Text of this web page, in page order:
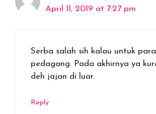
April 11, 2019 at 7:27 pm
Serba salah sih kalau untuk para
pedagang. Pada akhirnya ya
deh jajan di luar.
Reply